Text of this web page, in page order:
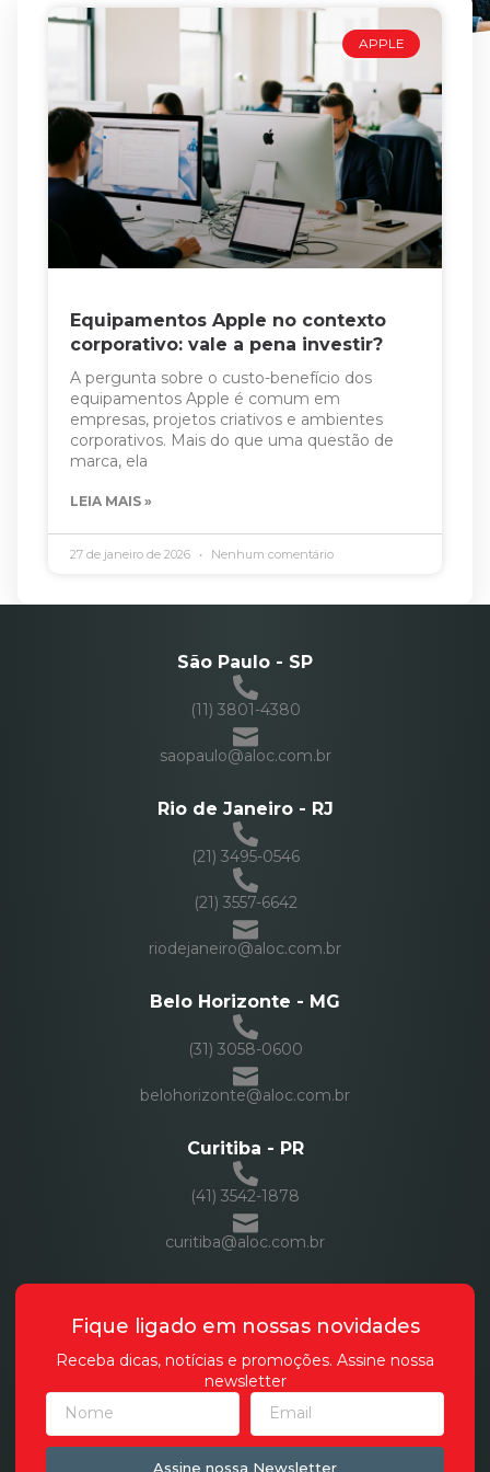
APPLE
Equipamentos Apple no contexto
corporativo: vale a pena investir?
A pergunta sobre o custo-benefício dos
equipamentos Apple é comum em
empresas, projetos criativos e ambientes
corporativos. Mais do que uma questão de
marca, ela
LEIA MAIS »
27 de janeiro de 2026 Nenhum comentário
São Paulo - SP
(11) 3801-4380
saopaulo@aloc.com.br
Rio de Janeiro - RJ
(21) 3495-0546
(21) 3557-6642
riodejaneiro@aloc.com.br
Belo Horizonte - MG
(31) 3058-0600
belohorizonte@aloc.com.br
Curitiba - PR
(41) 3542-1878
curitiba@aloc.com.br
Fique ligado em nossas novidades
Receba dicas, notícias e promoções. Assine nossa
newsletter
Assine nossa Newsletter